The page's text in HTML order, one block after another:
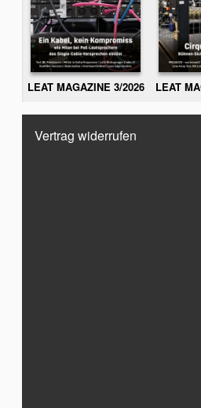
LEAT MAGAZINE 3/2026 LEAT
Vertrag widerrufen